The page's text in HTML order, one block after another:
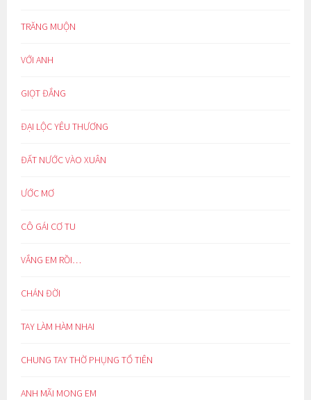
TRĂNG MUỘN
VỚI ANH
GIỌT ĐẮNG
ĐẠI LỘC YÊU THƯƠNG
ĐẤT NƯỚC VÀO XUÂN
ƯỚC MƠ
CÔ GÁI CƠ TU
VẮNG EM RỒI…
CHÁN ĐỜI
TAY LÀM HÀM NHAI
CHUNG TAY THỜ PHỤNG TỔ TIÊN
ANH MÃI MONG EM